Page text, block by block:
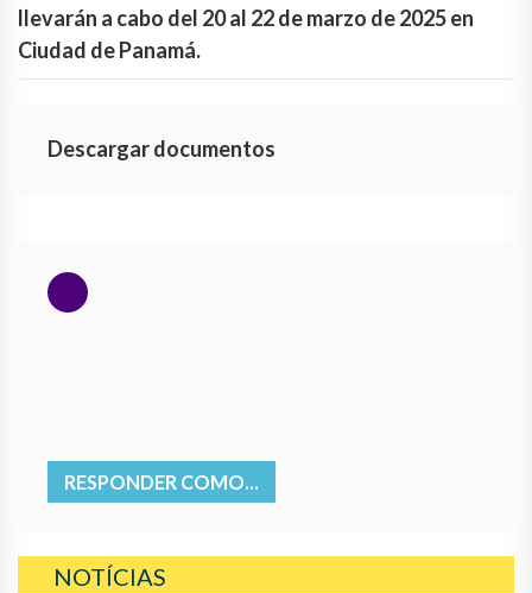
llevarán a cabo del 20 al 22 de marzo de 2025 en
Ciudad de Panamá.
Descargar documentos
RESPONDER COMO...
NOTÍCIAS